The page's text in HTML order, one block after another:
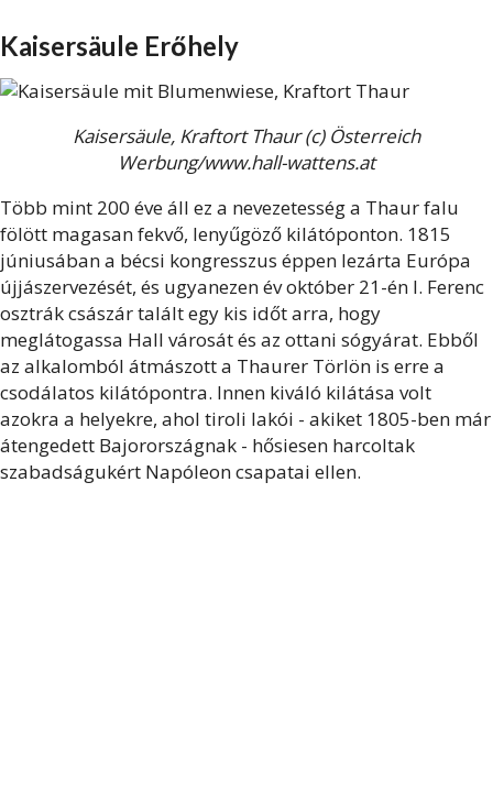
Kaisersäule Erőhely
Kaisersäule, Kraftort Thaur (c) Österreich
Werbung/www.hall-wattens.at
Több mint 200 éve áll ez a nevezetesség a Thaur falu
fölött magasan fekvő, lenyűgöző kilátóponton. 1815
júniusában a bécsi kongresszus éppen lezárta Európa
újjászervezését, és ugyanezen év október 21-én I. Ferenc
osztrák császár talált egy kis időt arra, hogy
meglátogassa Hall városát és az ottani sógyárat. Ebből
az alkalomból átmászott a Thaurer Törlön is erre a
csodálatos kilátópontra. Innen kiváló kilátása volt
azokra a helyekre, ahol tiroli lakói - akiket 1805-ben már
átengedett Bajorországnak - hősiesen harcoltak
szabadságukért Napóleon csapatai ellen.